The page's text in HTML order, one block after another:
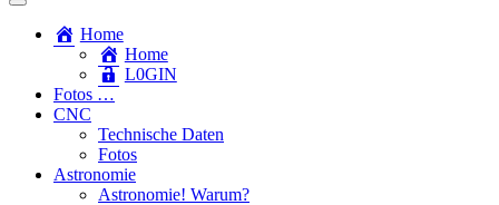
Toggle
search
field
Home
Home
L​0​​GIN
Fotos …
CNC
Technische Daten
Fotos
Astronomie
Astronomie! Warum?